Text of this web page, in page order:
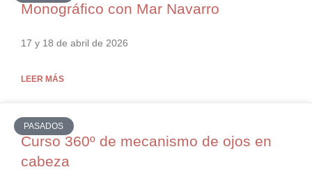
Monográfico con Mar Navarro
17 y 18 de abril de 2026
LEER MÁS
PASADOS
Curso 360º de mecanismo de ojos en
cabeza